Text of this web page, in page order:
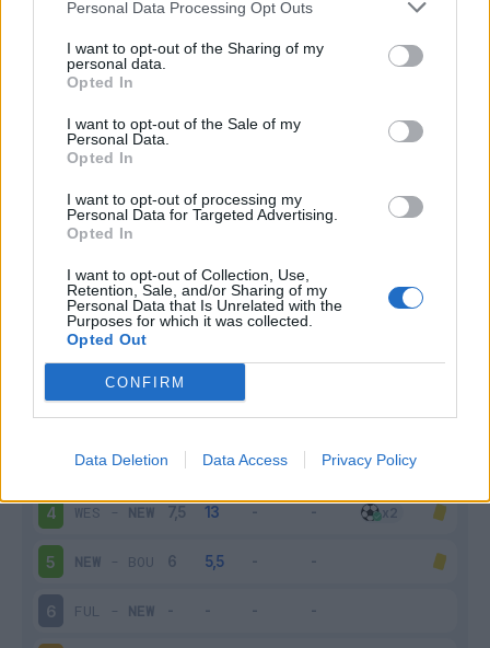
Personal Data Processing Opt Outs
I want to opt-out of the Sharing of my
personal data.
Opted In
I want to opt-out of the Sale of my
Personal Data.
Opted In
I want to opt-out of processing my
Personal Data for Targeted Advertising.
Opted In
I want to opt-out of Collection, Use,
Retention, Sale, and/or Sharing of my
Personal Data that Is Unrelated with the
Purposes for which it was collected.
Opted Out
CONFIRM
Data Deletion Data Access Privacy Policy
6 - 20
Scarica riepilogo
stagionale
Giornata Voto FV Entrato Uscito
1 NEW-MAN
2 WOL-NEW
NEW-CRY
4 WES - NEW
5 NEW - BOU
6 FUL - NEW